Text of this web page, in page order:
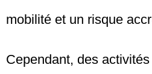
mobilité et un risque
Cependant, des